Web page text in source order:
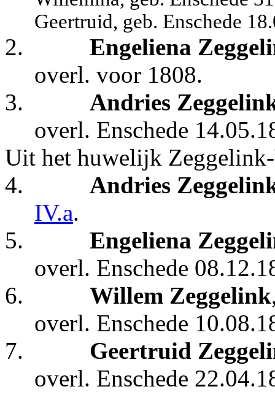
Geertruid, geb. Enschede
2.
Engeliena
overl. voor 1808.
3.
Andries
overl. Enschede
Uit het huwelijk Zeggelink-
4.
Andries
IV.a.
5.
Engeliena
overl. Enschede
6.
Willem Zeggelink
overl. Enschede
7.
Geertruid
overl. Enschede